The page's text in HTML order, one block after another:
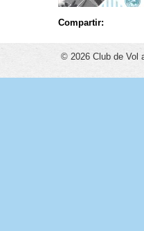
Compartir:
© 2026 Club de Vol